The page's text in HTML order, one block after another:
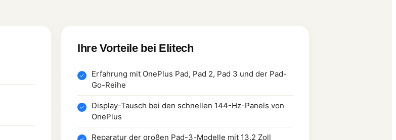
Ihre Vorteile bei Elitech
Erfahrung mit OnePlus Pad, Pad 2, Pad 3 und der Pad-
Go-Reihe
Display-Tausch bei den schnellen 144-Hz-Panels von
OnePlus
Reparatur der großen Pad-3-Modelle mit 13,2 Zoll